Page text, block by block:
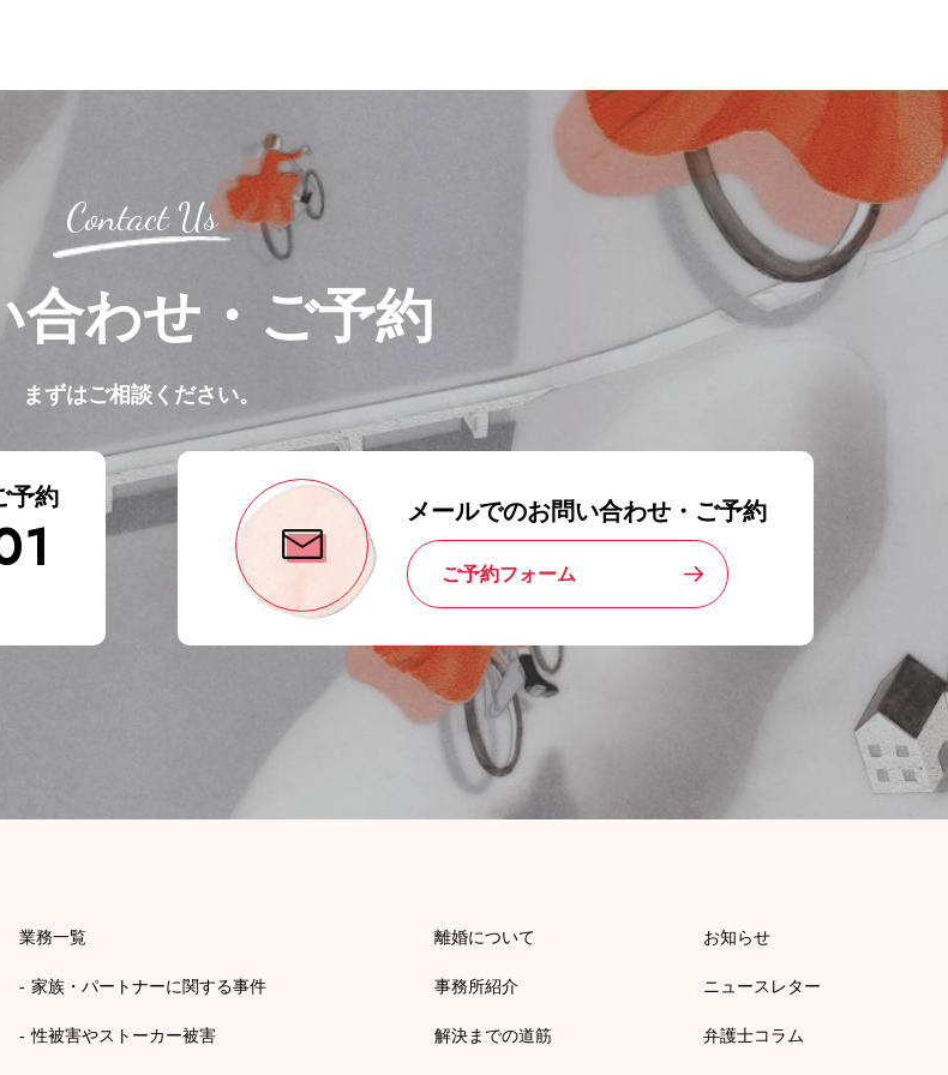
Contact Us
合わせ・ご予約
まずはご相談ください。
予約
メールでのお問い合わせ・ご予約
ご予約フォーム
業務一覧
家族・パートナーに関する事件
性被害やストーカー被害
離婚について
事務所紹介
解決までの道筋
お知らせ
ニュースレター
弁護士コラム